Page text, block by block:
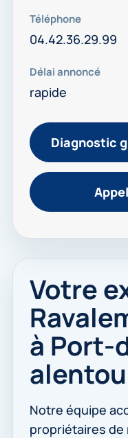
Téléphone
04.42.36.29.99
Délai annoncé
rapide
Diagnostic
Votre
à Port-
Notre équipe
propriétaires de